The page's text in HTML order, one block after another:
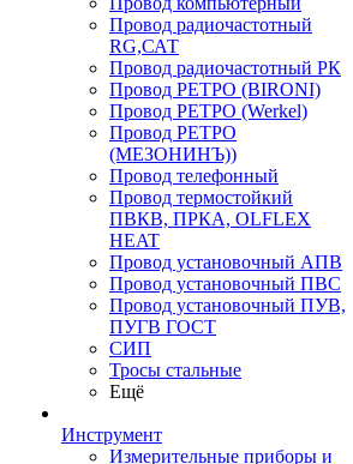
Провод радиочастотный
RG,САТ
Провод радиочастотный РК
Провод РЕТРО (BIRONI)
Провод РЕТРО (Werkel)
Провод РЕТРО
(МЕЗОНИНЪ))
Провод телефонный
Провод термостойкий
ПВКВ, ПРКА, OLFLEX
HEAT
Провод установочный АПВ
Провод установочный ПВС
Провод установочный ПУВ,
ПУГВ ГОСТ
СИП
Тросы стальные
Ещё
Инструмент
Измерительные приборы и